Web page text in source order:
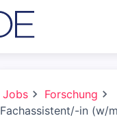
Jobs
Forschung
Fachassistent/-in (w/